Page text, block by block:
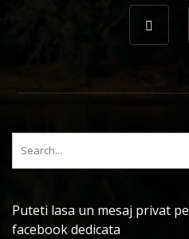
Puteti lasa un mesaj privat pe
facebook dedicata